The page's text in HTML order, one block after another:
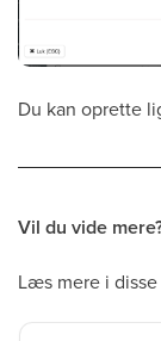
Du kan oprette
Vil du vide
Læs mere i